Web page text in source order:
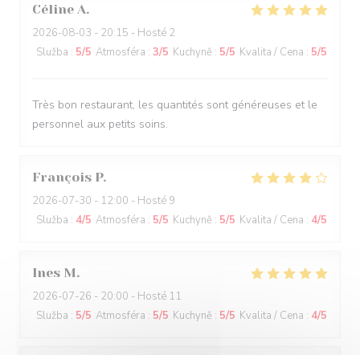
Céline A
2026-08-03 - 20:15 - Hosté 2
Služba : 5/5 Atmosféra : 3/5 Kuchyně : 5/5 Kvalita / Cena : 5/5
Très bon restaurant, les quantités sont généreuses et le
personnel aux petits soins.
François P
2026-07-30 - 12:00 - Hosté 9
Služba : 4/5 Atmosféra : 5/5 Kuchyně : 5/5 Kvalita / Cena : 4/5
Ines M
2026-07-26 - 20:00 - Hosté 11
Služba : 5/5 Atmosféra : 5/5 Kuchyně : 5/5 Kvalita / Cena : 4/5